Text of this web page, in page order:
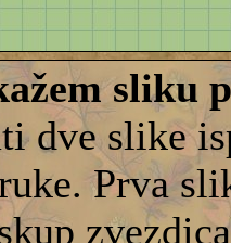
sliku
dve slike
Prva